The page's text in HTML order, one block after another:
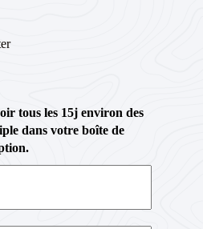
tous les 15j environ des
dans votre boîte de